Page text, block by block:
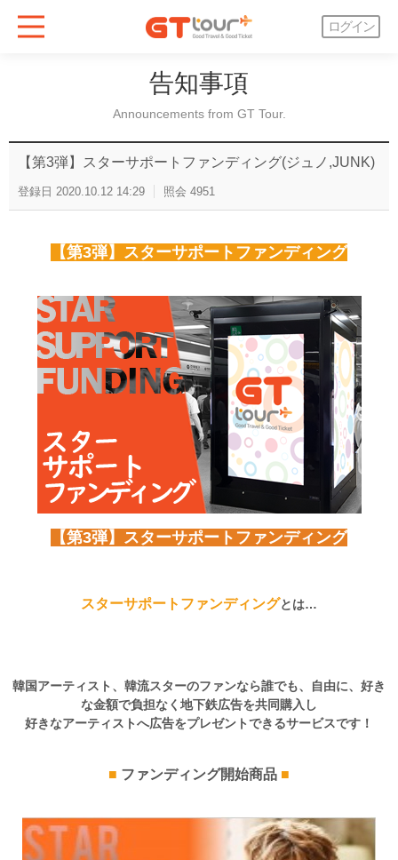
ログイン
告知事項
Announcements from GT Tour.
【第3弾】スターサポートファンディング(ジュノ,JUNK)
登録日 2020.10.12 14:29 照会 4951
【第3弾】スターサポートファンディング
【第3弾】スターサポートファンディング
スターサポートファンディングとは…
韓国アーティスト、韓流スターのファンなら誰でも、自由に、好き
な金額で負担なく地下鉄広告を共同購入し
好きなアーティストへ広告をプレゼントできるサービスです！
■ ファンディング開始商品 ■